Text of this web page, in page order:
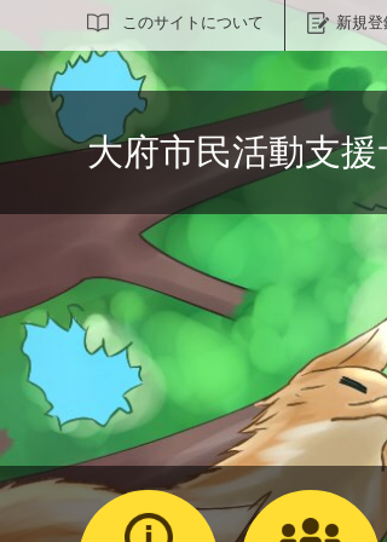
このサイトについて 新規登
サイト内検索
大府市民活動支